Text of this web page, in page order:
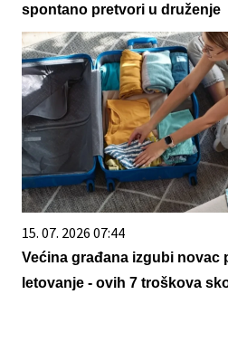
spontano pretvori u druženje
15. 07. 2026 07:44
Većina građana izgubi novac
letovanje - ovih 7 troškova